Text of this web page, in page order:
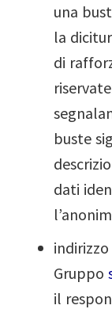
una
la
di
buste
dati
Gruppo
il